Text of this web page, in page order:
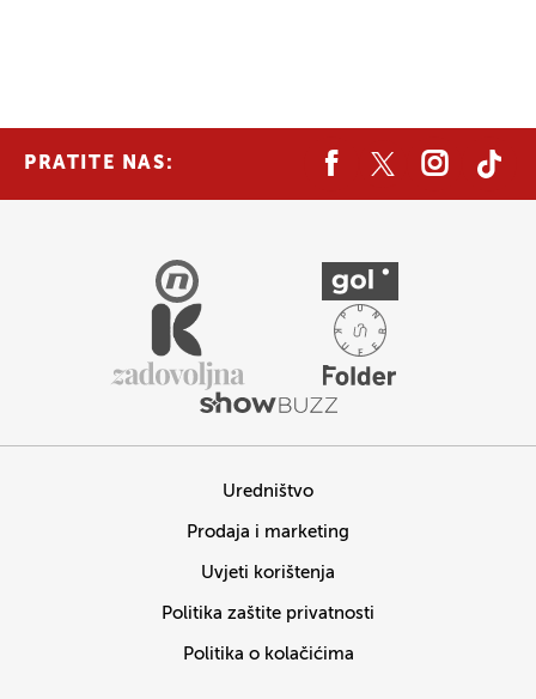
PRATITE NAS:
Uredništvo
Prodaja i marketing
Uvjeti korištenja
Politika zaštite privatnosti
Politika o kolačićima